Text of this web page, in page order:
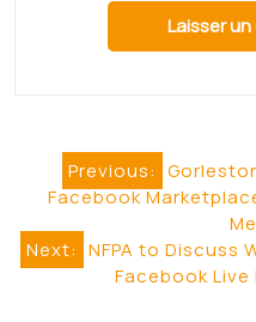
Navigation
de
l’article
Previous:
Facebook
Next: NFPA to Discuss
Facebook Live